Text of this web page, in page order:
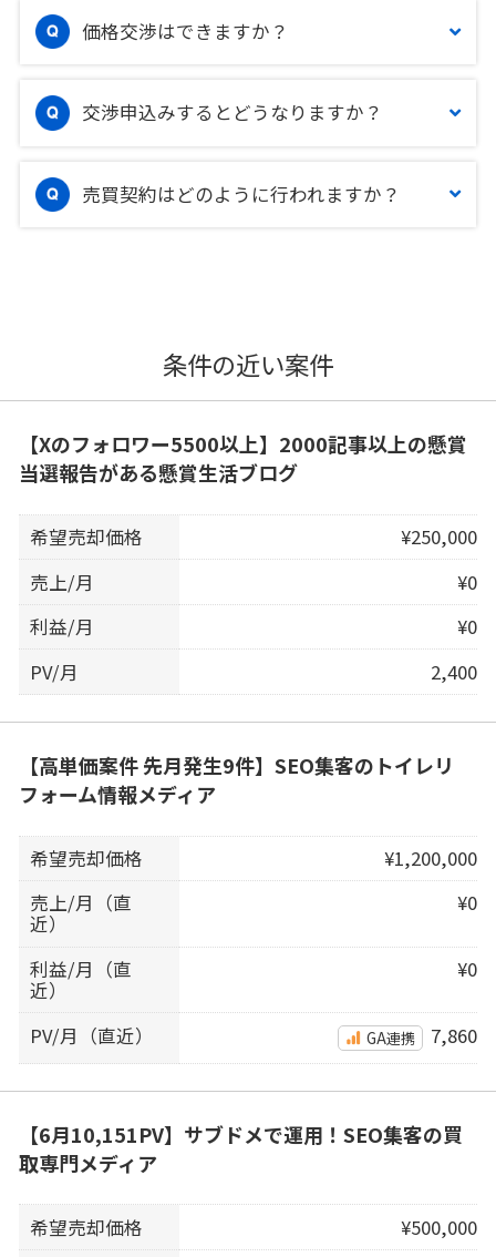
価格交渉はできますか？
交渉申込みするとどうなりますか？
売買契約はどのように行われますか？
条件の近い案件
【Xのフォロワー5500以上】2000記事以上の懸賞
当選報告がある懸賞生活ブログ
希望売却価格
¥250,000
売上/月
¥0
利益/月
¥0
PV/月
2,400
【高単価案件 先月発生9件】SEO集客のトイレリ
フォーム情報メディア
希望売却価格
¥1,200,000
売上/月（直
近）
¥0
利益/月（直
近）
¥0
PV/月（直近） GA連携 7,860
【6月10,151PV】サブドメで運用！SEO集客の買
取専門メディア
希望売却価格
¥500,000